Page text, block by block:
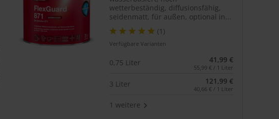
wetterbeständig, diffusionsfähig,
seidenmatt, für außen, optional in...
(1)
Verfügbare Varianten
0,75 Liter 41,99 €
55,99 € / 1 Liter
3 Liter 121,99 €
40,66 € / 1 Liter
1 weitere